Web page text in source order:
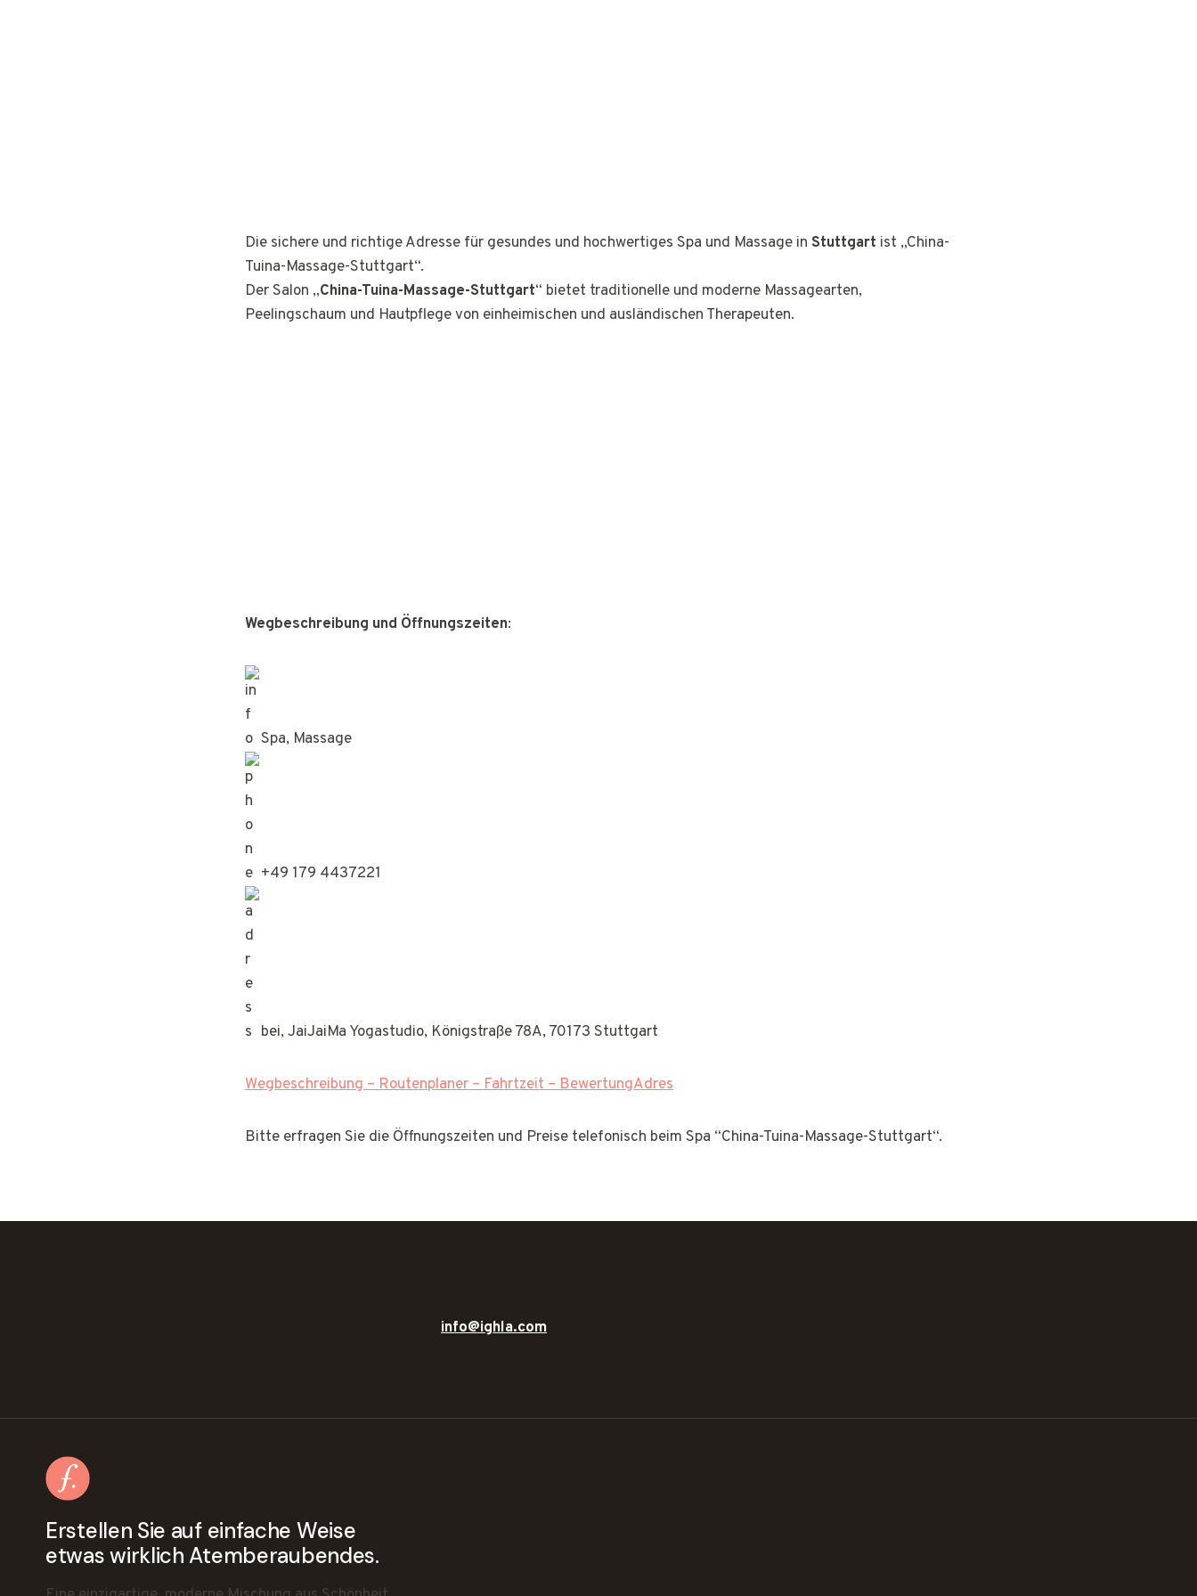
Die sichere und richtige Adresse für gesundes und hochwertiges Spa und Massage in Stuttgart ist „China-
Tuina-Massage-Stuttgart“.
Der Salon „China-Tuina-Massage-Stuttgart“ bietet traditionelle und moderne Massagearten,
Peelingschaum und Hautpflege von einheimischen und ausländischen Therapeuten.
Wegbeschreibung und Öffnungszeiten:
Spa, Massage
+49 179 4437221
bei, JaiJaiMa Yogastudio, Königstraße 78A, 70173 Stuttgart
Wegbeschreibung – Routenplaner – Fahrtzeit – BewertungAdres
Bitte erfragen Sie die Öffnungszeiten und Preise telefonisch beim Spa “China-Tuina-Massage-Stuttgart“.
info@ighla.com
Erstellen Sie auf einfache Weise
etwas wirklich Atemberaubendes.